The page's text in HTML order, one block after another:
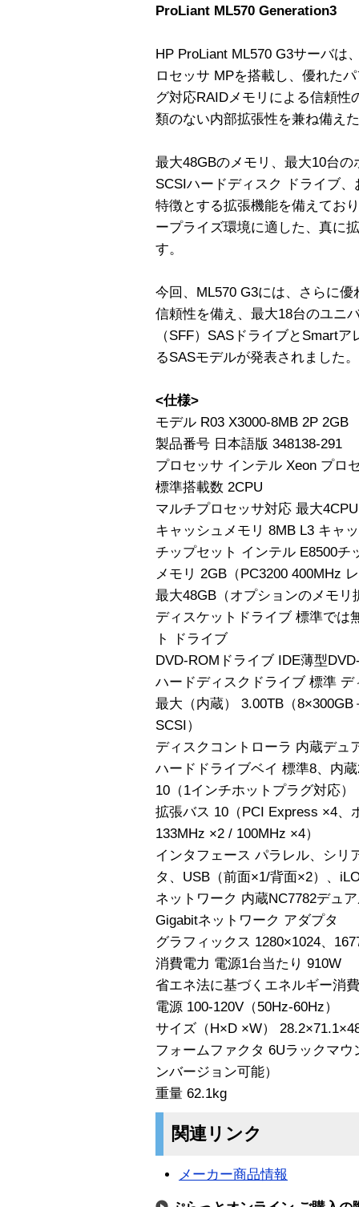
ProLiant ML570 Generation3
HP ProLiant ML570 G3サーバは
ロセッサ MPを搭載し、優れた
グ対応RAIDメモリによる信頼
類のない内部拡張性を兼ね備え
最大48GBのメモリ、最大10台
SCSIハードディスク ドライブ
特徴とする拡張機能を備えてお
ープライズ環境に適した、真に
す。
今回、ML570 G3には、さらに
信頼性を備え、最大18台のユニ
（SFF）SASドライブとSmart
るSASモデルが発表されました。
<仕様>
モデル R03 X3000-8MB 2P 2GB
製品番号 日本語版 348138-291
プロセッサ インテル Xeon プロ
標準搭載数 2CPU
マルチプロセッサ対応 最大4CPU
キャッシュメモリ 8MB L3 キャ
チップセット インテル E8500チ
メモリ 2GB（PC3200 400MHz
最大48GB（オプションのメモリ
ディスケットドライブ 標準では
ト ドライブ
DVD-ROMドライブ IDE薄型
ハードディスクドライブ 標準 デ
最大（内蔵） 3.00TB（
SCSI）
ディスクコントローラ 内蔵デュ
ハードドライブベイ 標準8、内
10（1インチホットプラグ対応）
拡張バス 10（PCI Express ×4、
133MHz ×2 / 100MHz ×4）
インタフェース パラレル、シリ
タ、USB（前面×1/背面×2）、
ネットワーク 内蔵NC7782デュ
Gigabitネットワーク アダプタ
グラフィックス 1280×1024、
消費電力 電源1台当たり 910W
省エネ法に基づくエネルギー消
電源 100-120V（50Hz-60Hz）
サイズ（H×D ×W）
フォームファクタ 6Uラックマ
ンバージョン可能）
重量 62.1kg
関連リンク
メーカー商品情報